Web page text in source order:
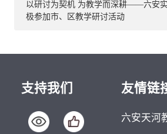
以研讨为契机 为教学而深耕——六安
极参加市、区教学研讨活动
支持我们 友情链
六安天河